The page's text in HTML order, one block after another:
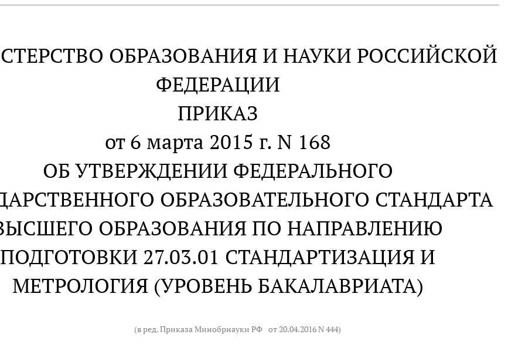
ОБРАЗОВАНИЯ И НАУКИ РОССИЙСКОЙ
ФЕДЕРАЦИИ
ПРИКАЗ
от 6 марта 2015 г. N 168
ОБ УТВЕРЖДЕНИИ ФЕДЕРАЛЬНОГО
ОБРАЗОВАТЕЛЬНОГО СТАНДАРТА
ОБРАЗОВАНИЯ ПО НАПРАВЛЕНИЮ
ПОДГОТОВКИ 27.03.01 СТАНДАРТИЗАЦИЯ И
МЕТРОЛОГИЯ (УРОВЕНЬ БАКАЛАВРИАТА)
(в ред. Приказа Минобрнауки РФ от 20.04.2016 N 444)